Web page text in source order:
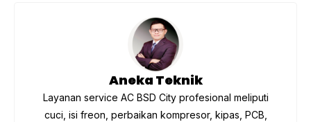
p
Aneka Teknik
Layanan service AC BSD City profesional meliputi
cuci, isi freon, perbaikan kompresor, kipas, PCB,